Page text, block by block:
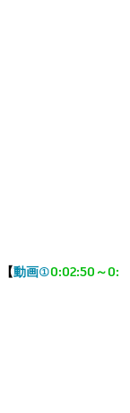
【動画①0:02:50～0: